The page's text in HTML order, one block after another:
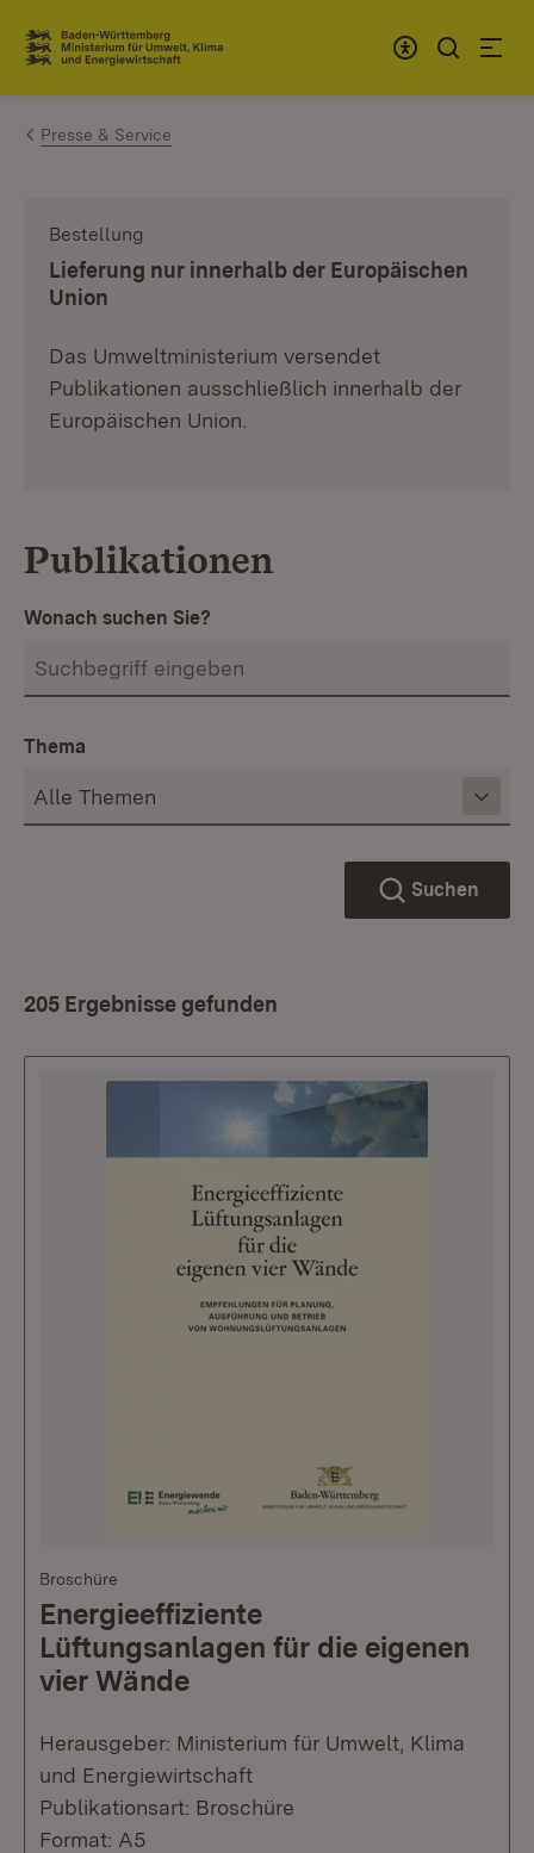
Zum Inhalt springen
Link zur Startseite
Presse & Service
Bestellung
Lieferung nur innerhalb der Europäischen
Union
Das Umweltministerium versendet
Publikationen ausschließlich innerhalb der
Europäischen Union.
Publikationen
Wonach suchen Sie?
Thema
Suchen
205 Ergebnisse gefunden
Broschüre
Energieeffiziente
Lüftungsanlagen für die eigenen
vier Wände
Herausgeber: Ministerium für Umwelt, Klima
und Energiewirtschaft
Publikationsart: Broschüre
Format: A5